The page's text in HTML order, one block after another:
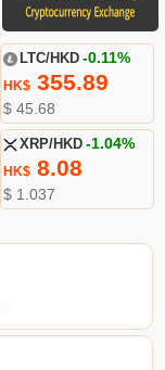
LTC/HKD -0.11%
HK$355.89
$ 45.68
XRP/HKD -1.04%
HK$8.08
$ 1.037